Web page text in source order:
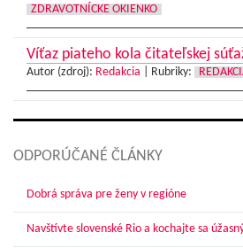
ZDRAVOTNÍCKE OKIENKO
Víťaz piateho kola čitateľskej
Autor (zdroj): Redakcia Rubriky:
ODPORÚČANÉ ČLÁNKY
Dobrá správa pre ženy v regióne
Navštívte slovenské Rio a kochajte sa